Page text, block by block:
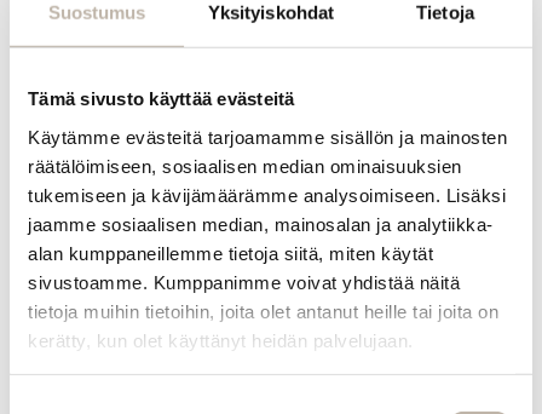
Suostumus Yksityiskohdat Tietoja
Tämä sivusto käyttää evästeitä
Käytämme evästeitä tarjoamamme sisällön ja mainosten
räätälöimiseen, sosiaalisen median ominaisuuksien
tukemiseen ja kävijämäärämme analysoimiseen. Lisäksi
jaamme sosiaalisen median, mainosalan ja analytiikka-
alan kumppaneillemme tietoja siitä, miten käytät
sivustoamme. Kumppanimme voivat yhdistää näitä
tietoja muihin tietoihin, joita olet antanut heille tai joita on
kerätty, kun olet käyttänyt heidän palvelujaan.
3 in One –
samasta
kiiltohuuhtelu
vain
sekoitussuhdetta
vaihtamalla.
Kysy
tuotteesta
INFO